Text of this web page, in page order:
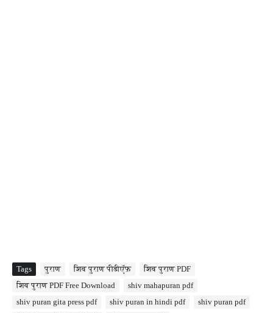
Tags पुराण शिव पुराण पीडीऍफ़
शिव पुराण PDF
शिव पुराण PDF Free Download
shiv mahapuran pdf
shiv puran gita press pdf
shiv puran in hindi pdf
shiv puran pdf